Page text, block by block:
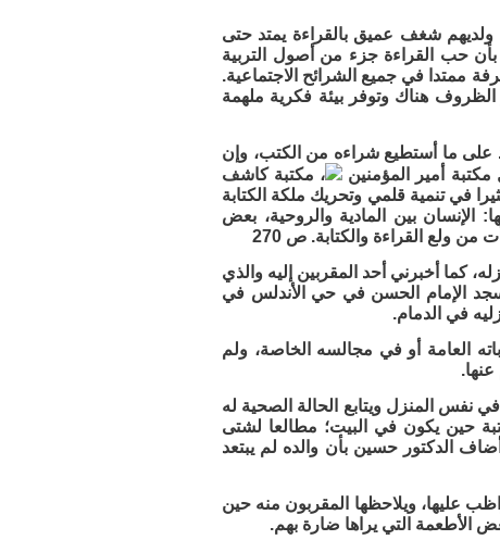
ولديهم شغف عميق بالقراءة يمتد حتى
بأن حب القراءة جزء من أصول التربية
ممتدا في جميع الشرائح الاجتماعية.
الظروف هناك وتوفر بيئة فكرية ملهمة
على ما أستطيع شراءه من الكتب، وإن
أمير المؤمنين
، مكتبة كاشف
في تنمية قلمي وتحريك ملكة الكتابة
الإنسان بين المادية والروحية، بعض
ولع القراءة والكتابة. ص 270
كما أخبرني أحد المقربين إليه والذي
الإمام الحسن في حي الأندلس في
في الدمام.
العامة أو في مجالسه الخاصة، ولم
نفس المنزل ويتابع الحالة الصحية له
حين يكون في البيت؛ مطالعا لشتى
الدكتور حسين بأن والده لم يبتعد
عليها، ويلاحظها المقربون منه حين
الأطعمة التي يراها ضارة بهم.